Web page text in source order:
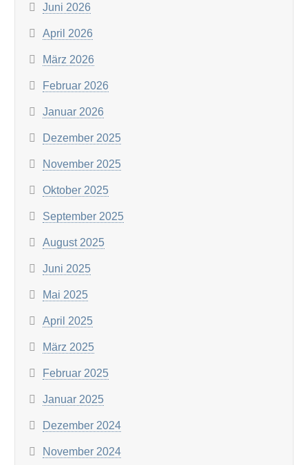
Juni 2026
April 2026
März 2026
Februar 2026
Januar 2026
Dezember 2025
November 2025
Oktober 2025
September 2025
August 2025
Juni 2025
Mai 2025
April 2025
März 2025
Februar 2025
Januar 2025
Dezember 2024
November 2024